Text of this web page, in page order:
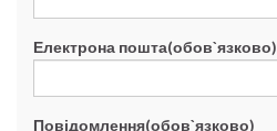
Електрона пошта(обов`язково)
Повідомлення(обов`язково)